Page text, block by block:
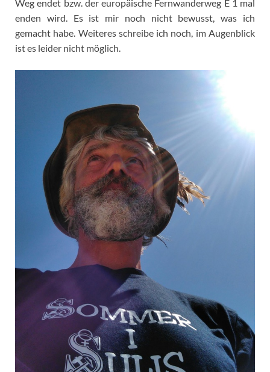
Weg endet bzw. der europäische Fernwanderweg E 1 mal
enden wird. Es ist mir noch nicht bewusst, was ich
gemacht habe. Weiteres schreibe ich noch, im Augenblick
ist es leider nicht möglich.